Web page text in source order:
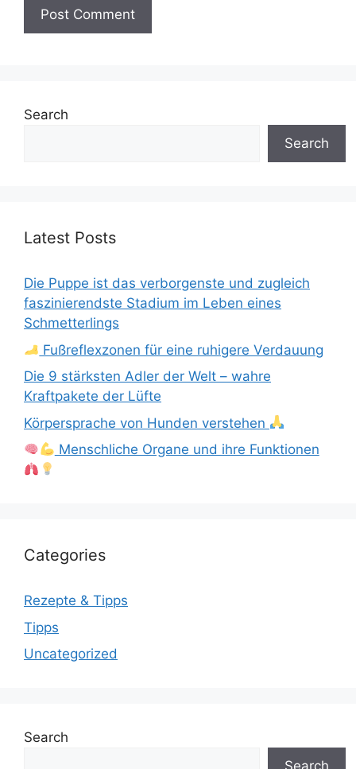
Search
Search
Latest Posts
Die Puppe ist das verborgenste und zugleich
faszinierendste Stadium im Leben eines
Schmetterlings
Fußreflexzonen für eine ruhigere Verdauung
Die 9 stärksten Adler der Welt – wahre
Kraftpakete der Lüfte
Körpersprache von Hunden verstehen
Menschliche Organe und ihre Funktionen
Categories
Rezepte & Tipps
Tipps
Uncategorized
Search